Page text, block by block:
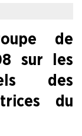
de
sur les
des
du